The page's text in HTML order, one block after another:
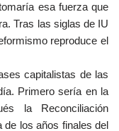
esa fuerza que
Tras las siglas de IU
reproduce el
capitalistas de las
Primero sería en la
la Reconciliación
de los años finales del